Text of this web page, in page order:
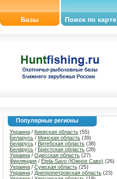
Базы Поиск по карте
Популярные регионы
Украина / Киевская область (55)
Беларусь / Минская область (39)
Беларусь / Витебская область (38)
Беларусь / Брестская область (28)
Украина / Одесская область (27)
Финляндия / Etela-Savo (Южное Саво) (26)
Украина / Сумская область (25)
Украина / Днепропетровская область (23)